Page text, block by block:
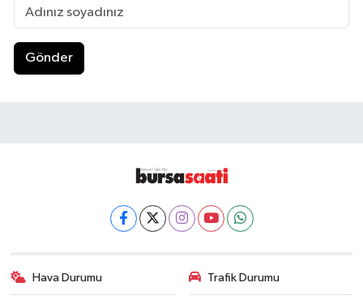
Gönder
Hava Durumu Trafik Durumu